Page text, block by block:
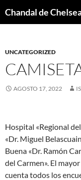
UNCATEGORIZED
AGOSTO 17, 2022
Hospital «Regional
«Dr. Miguel
Buena «Dr. Ramón
del Carmen». El
cuenta todos los